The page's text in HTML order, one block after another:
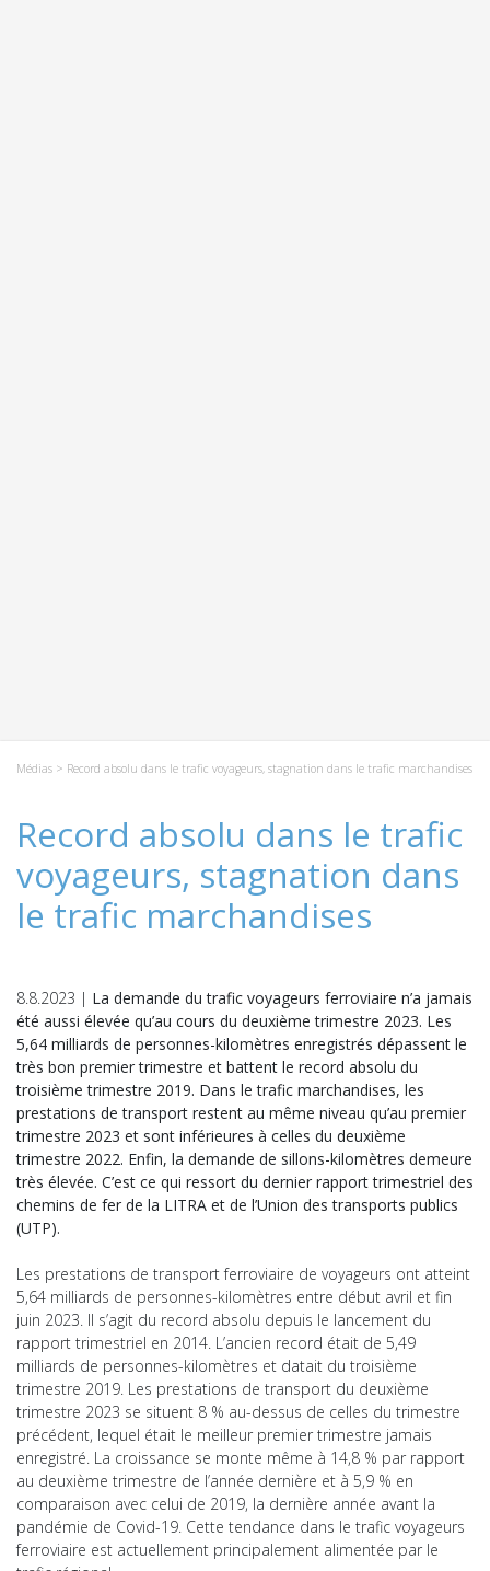
Médias > Record absolu dans le trafic voyageurs, stagnation dans le trafic marchandises
Record absolu dans le trafic
voyageurs, stagnation dans
le trafic marchandises
8.8.2023 | La demande du trafic voyageurs ferroviaire n’a jamais
été aussi élevée qu’au cours du deuxième trimestre 2023. Les
5,64 milliards de personnes-kilomètres enregistrés dépassent le
très bon premier trimestre et battent le record absolu du
troisième trimestre 2019. Dans le trafic marchandises, les
prestations de transport restent au même niveau qu’au premier
trimestre 2023 et sont inférieures à celles du deuxième
trimestre 2022. Enfin, la demande de sillons-kilomètres demeure
très élevée. C’est ce qui ressort du dernier rapport trimestriel des
chemins de fer de la LITRA et de l’Union des transports publics
(UTP).
Les prestations de transport ferroviaire de voyageurs ont atteint
5,64 milliards de personnes-kilomètres entre début avril et fin
juin 2023. Il s’agit du record absolu depuis le lancement du
rapport trimestriel en 2014. L’ancien record était de 5,49
milliards de personnes-kilomètres et datait du troisième
trimestre 2019. Les prestations de transport du deuxième
trimestre 2023 se situent 8 % au-dessus de celles du trimestre
précédent, lequel était le meilleur premier trimestre jamais
enregistré. La croissance se monte même à 14,8 % par rapport
au deuxième trimestre de l’année dernière et à 5,9 % en
comparaison avec celui de 2019, la dernière année avant la
pandémie de Covid-19. Cette tendance dans le trafic voyageurs
ferroviaire est actuellement principalement alimentée par le